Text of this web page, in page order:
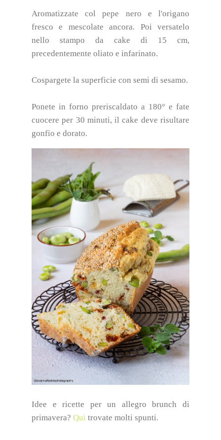
Aromatizzate col pepe nero e l'origano
fresco e mescolate ancora. Poi versatelo
nello stampo da cake di 15 cm,
precedentemente oliato e infarinato.
Cospargete la superficie con semi di sesamo.
Ponete in forno preriscaldato a 180° e fate
cuocere per 30 minuti, il cake deve risultare
gonfio e dorato.
Idee e ricette per un allegro brunch di
primavera? Qui trovate molti spunti.